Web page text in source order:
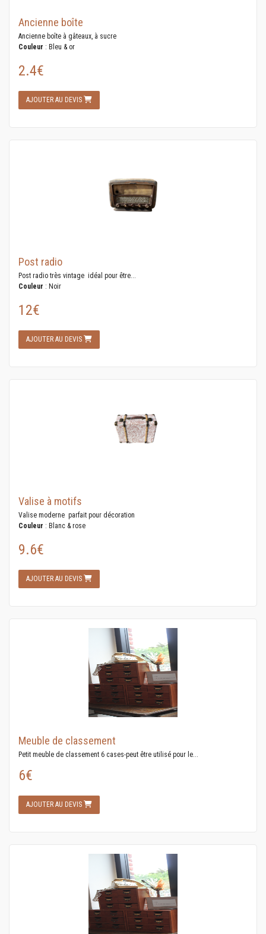
Ancienne boîte
Ancienne boîte à gâteaux, à sucre
Couleur : Bleu & or
2.4€
AJOUTER AU DEVIS
Post radio
Post radio très vintage idéal pour être...
Couleur : Noir
12€
AJOUTER AU DEVIS
Valise à motifs
Valise moderne parfait pour décoration
Couleur : Blanc & rose
9.6€
AJOUTER AU DEVIS
Meuble de classement
Petit meuble de classement 6 cases-peut être utilisé pour le...
6€
AJOUTER AU DEVIS